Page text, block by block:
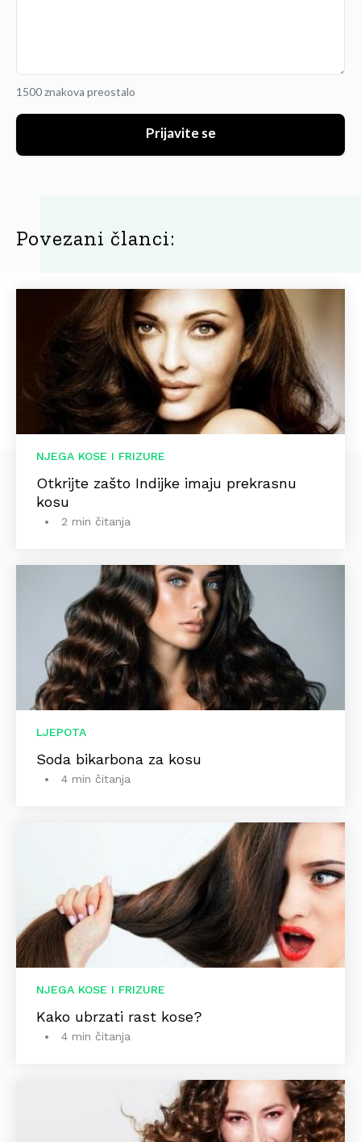
1500 znakova preostalo
Prijavite se
Povezani članci:
NJEGA KOSE I FRIZURE
Otkrijte zašto Indijke imaju prekrasnu
kosu
2 min čitanja
LJEPOTA
Soda bikarbona za kosu
4 min čitanja
NJEGA KOSE I FRIZURE
Kako ubrzati rast kose?
4 min čitanja